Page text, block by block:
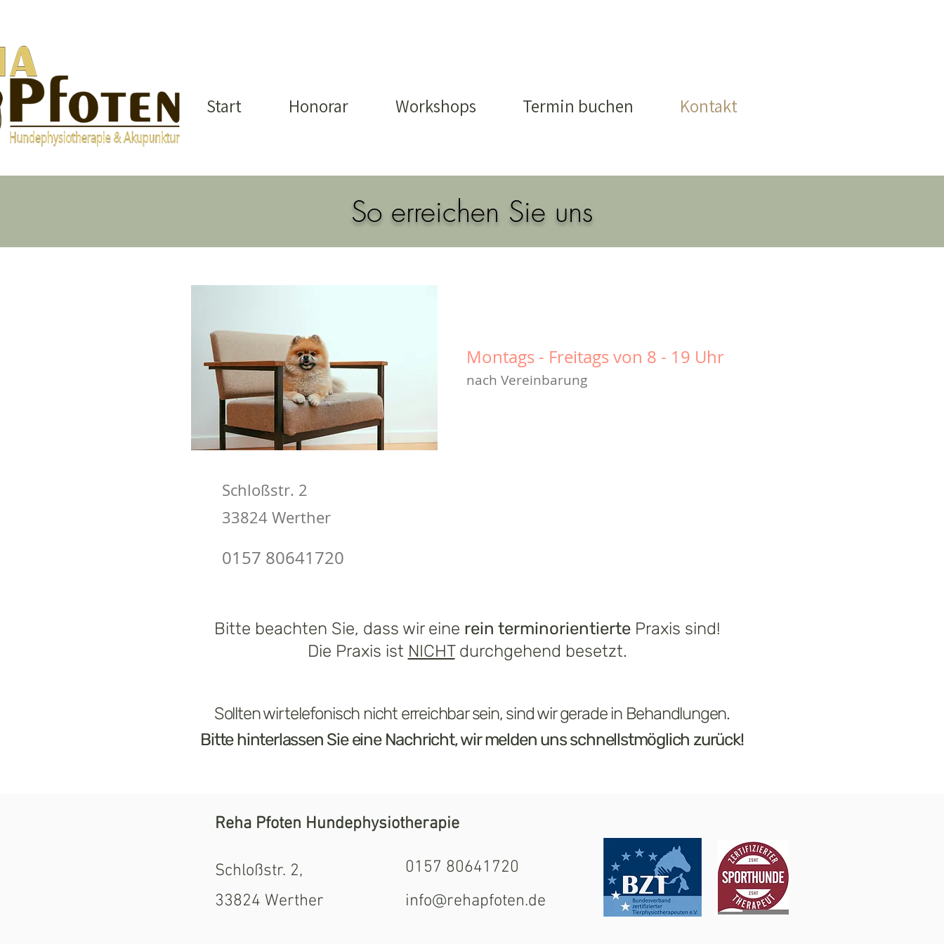
Start Honorar Workshops Termin buchen Kontakt
Montags - Freitags von 8 - 19 Uhr
nach Vereinbarung
Schloßstr. 2
33824 Werther
0157 80641720
So erreichen Sie uns
Bitte beachten Sie, dass wir eine rein terminorientierte Praxis sind!
Die Praxis ist NICHTdurchgehend besetzt.
Sollten wir telefonisch nicht erreichbar sein, sind wir gerade in Behandlungen.
Bitte hinterlassen Sie eine Nachricht, wir melden uns schnellstmöglich zurück!
0157 80641720
info@rehapfoten.de
Schloßstr. 2,
33824 Werther
Reha Pfoten Hundephysiotherapie